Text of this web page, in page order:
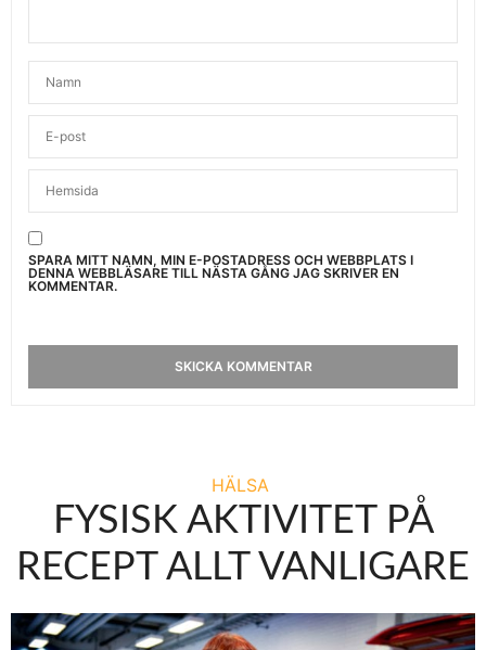
SPARA MITT NAMN, MIN E-POSTADRESS OCH WEBBPLATS I
DENNA WEBBLÄSARE TILL NÄSTA GÅNG JAG SKRIVER EN
KOMMENTAR.
HÄLSA
FYSISK AKTIVITET PÅ
RECEPT ALLT VANLIGARE